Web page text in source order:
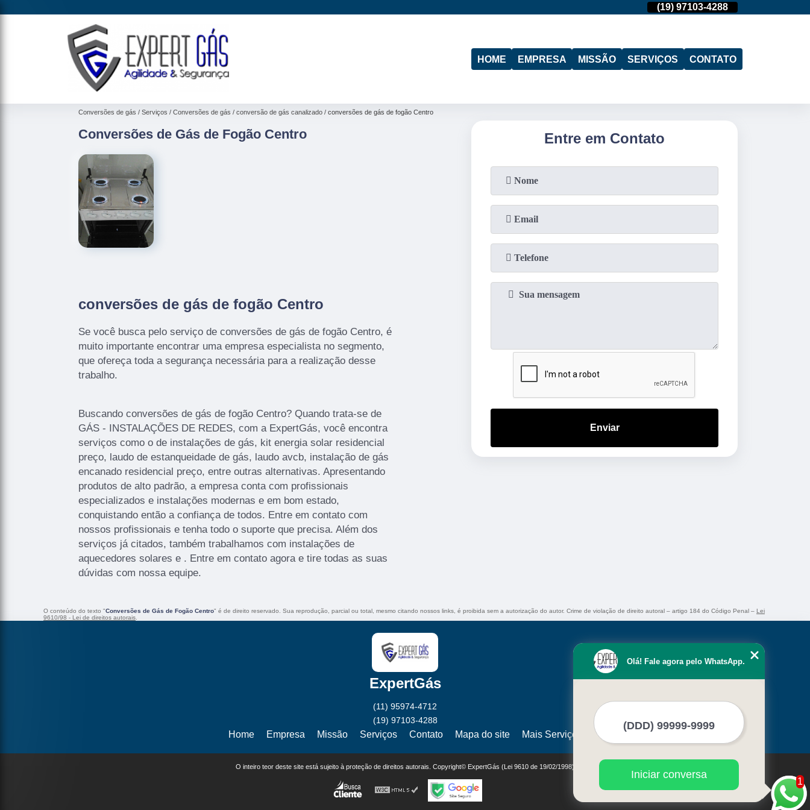
(19) 97103-4288
HOME EMPRESA MISSÃO SERVIÇOS CONTATO
Conversões de gás Serviços Conversões de gás conversão de gás canalizado conversões de gás de fogão Centro
Conversões de Gás de Fogão Centro
conversões de gás de fogão Centro
Se você busca pelo serviço de conversões de gás de fogão Centro, é
muito importante encontrar uma empresa especialista no segmento,
que ofereça toda a segurança necessária para a realização desse
trabalho.
Buscando conversões de gás de fogão Centro? Quando trata-se de
GÁS - INSTALAÇÕES DE REDES, com a ExpertGás, você encontra
serviços como o de instalações de gás, kit energia solar residencial
preço, laudo de estanqueidade de gás, laudo avcb, instalação de gás
encanado residencial preço, entre outras alternativas. Apresentando
produtos de alto padrão, a empresa conta com profissionais
especializados e instalações modernas e em bom estado,
conquistando então a confiança de todos. Entre em contato com
nossos profissionais e tenha todo o suporte que precisa. Além dos
serviços já citados, também trabalhamos com instalações de
aquecedores solares e . Entre em contato agora e tire todas as suas
dúvidas com nossa equipe.
Entre em Contato
Enviar
O conteúdo do texto "Conversões de Gás de Fogão Centro" é de direito reservado. Sua reprodução, parcial ou total, mesmo citando nossos links, é proibida sem a autorização do autor. Crime de violação de direito autoral – artigo 184 do Código Penal – Lei
9610/98 - Lei de direitos autorais
ExpertGás
(11) 95974-4712
(19) 97103-4288
Home Empresa Missão Serviços Contato Mapa do site Mais Serviços
O inteiro teor deste site está sujeito à proteção de direitos autorais. Copyright© ExpertGás (Lei 9610 de 19/02/1998)
1
Olá! Fale agora pelo WhatsApp.
Iniciar conversa